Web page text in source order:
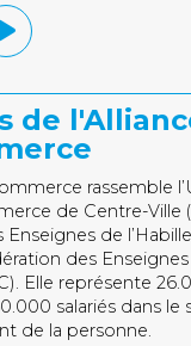
de
rassemble
de Centre-Ville
Enseignes de
des
Elle représente
salariés dans le
de la personne.